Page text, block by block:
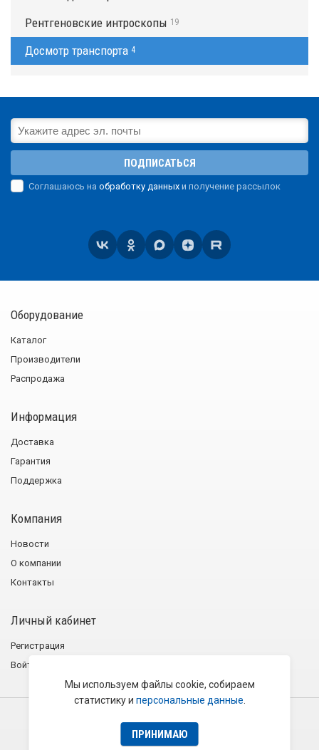
Рентгеновские интроскопы 19
Досмотр транспорта 4
ПОДПИСАТЬСЯ
Соглашаюсь на обработку данных и получение рассылок
Оборудование
Каталог
Производители
Распродажа
Информация
Доставка
Гарантия
Поддержка
Компания
Новости
О компании
Контакты
Личный кабинет
Регистрация
Войти
2001−2026 © Группа компаний «Эликс»
Политика конфиденциальности
Пользовательское соглашение
Мы используем файлы cookie, собираем
статистику и персональные данные
ПРИНИМАЮ